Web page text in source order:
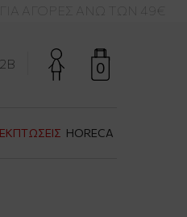
ΑΓΟΡΕΣ ΑΝΩ ΤΩΝ 49€
0
ΕΚΠΤΩΣΕΙΣ HORECA